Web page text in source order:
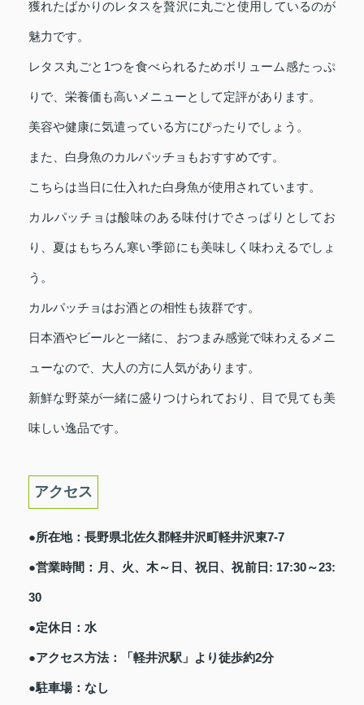
獲れたばかりのレタスを贅沢に丸ごと使用しているのが
魅力です。
レタス丸ごと1つを食べられるためボリューム感たっぷ
りで、栄養価も高いメニューとして定評があります。
美容や健康に気遣っている方にぴったりでしょう。
また、白身魚のカルパッチョもおすすめです。
こちらは当日に仕入れた白身魚が使用されています。
カルパッチョは酸味のある味付けでさっぱりとしてお
り、夏はもちろん寒い季節にも美味しく味わえるでしょ
う。
カルパッチョはお酒との相性も抜群です。
日本酒やビールと一緒に、おつまみ感覚で味わえるメニ
ューなので、大人の方に人気があります。
新鮮な野菜が一緒に盛りつけられており、目で見ても美
味しい逸品です。
アクセス
●所在地：長野県北佐久郡軽井沢町軽井沢東7-7
●営業時間：月、火、木～日、祝日、祝前日: 17:30～23:
30
●定休日：水
●アクセス方法：「軽井沢駅」より徒歩約2分
●駐車場：なし